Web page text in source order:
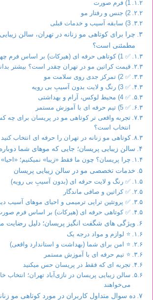
1) فرم صورت
2) جنس و رفتار مو
3) سابقه آسیب و خدمات قبلی
چرا برای کوتاهی مو زنانه در تهران، سالن
مطمئنی است؟
✅ 1) کوتاهی حرفه ای (هیرکات) بر اساس فرم چهره
قیمت کراتین مو در تهران چقدر است؟ بیشتر
✅ 2) تمرکز جدی روی سلامت مو
✅ 3) رنگ و لایت بدون آسیبِ بی رویه
✅ 4) محیط لوکس، آرام و بهداشتی
✅ 5) تیم حرفه ای با آموزش مستمر
تجربه واقعی تر کوتاهی مو در پریسان برای چه
انتخاب است؟
کوتاهی مو زنانه در تهران را حرفه ای انتخاب کنید
سالن زیبایی پریسان؛ جایی که موهای شما
چرا پریسان؟ چون ما فقط «زیبا» نمیکنیم؛ «احیا»
خدمات تخصصی مو در سالن زیبایی پریسان
✅ رنگ و لایت حرفه ای (بدون آسیبِ بی رویه)
✅ کراتین و صافی ماندگار
✅ پروتئین تراپی ترمیمی و احیای موهای آسیب
✅ کوتاهی حرفه ای (هیرکات) بر اساس فرم
ویژگی های شگفت انگیز پریسان؛ دلیل رضایت
⭐ لوازم و مواد درجه یک
⭐ امن برای شما (بهداشت و استاندارد واقعی)
⭐ تیم حرفه ای با آموزش مستمر
تجربه ای که فقط در پریسان حس میکنید
سالن زیبایی پریسان در نازی‌آباد تهران؛ انتخاب
می‌خواهند
ده سوال متداول کاربران در مورد کوتاهی مو